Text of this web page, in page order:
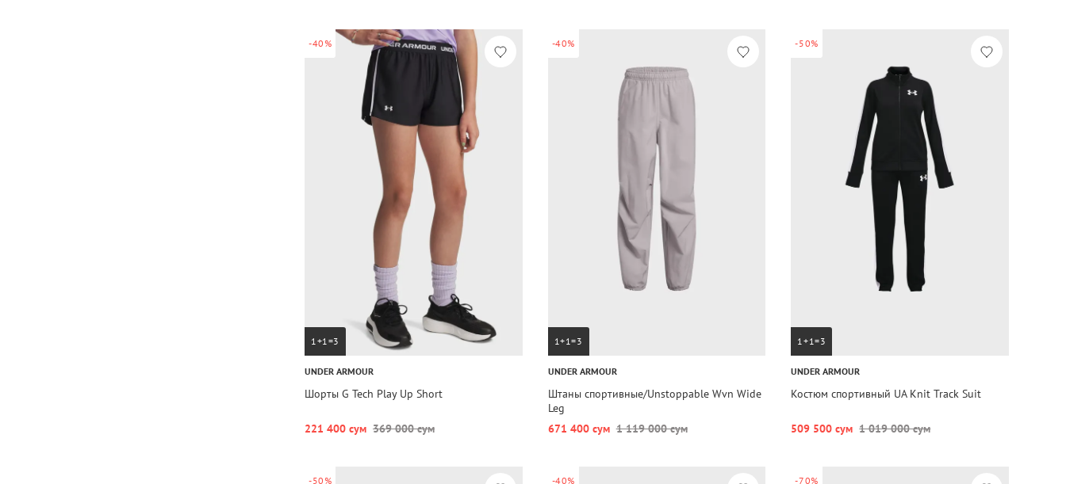
-40%
1+1=3
UNDER ARMOUR
Шорты G Tech Play Up Short
221 400 сум 369 000 сум
-40%
1+1=3
UNDER ARMOUR
Штаны спортивные/Unstoppable Wvn Wide
Leg
671 400 сум 1 119 000 сум
-50%
1+1=3
UNDER ARMOUR
Костюм спортивный UA Knit Track Suit
509 500 сум 1 019 000 сум
-50% -40% -70%